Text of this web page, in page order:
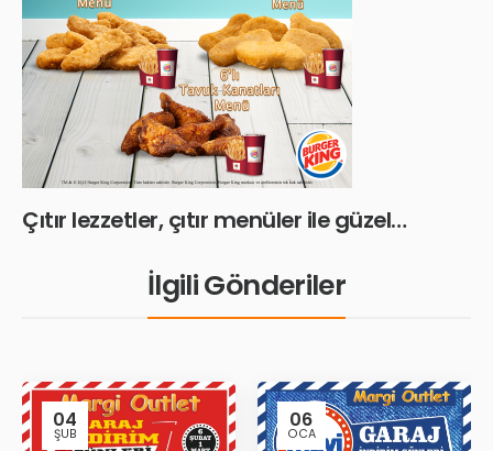
Çıtır lezzetler, çıtır menüler ile güzel…
İlgili Gönderiler
04
ŞUB
06
OCA